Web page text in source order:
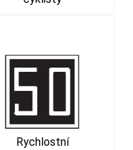
Rychlostní